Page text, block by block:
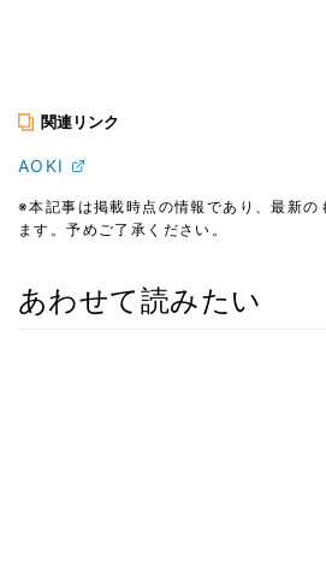
関連リンク
AOKI
※本記事は掲載時点の情報であり、最新の
ます。予めご了承ください。
あわせて読みたい